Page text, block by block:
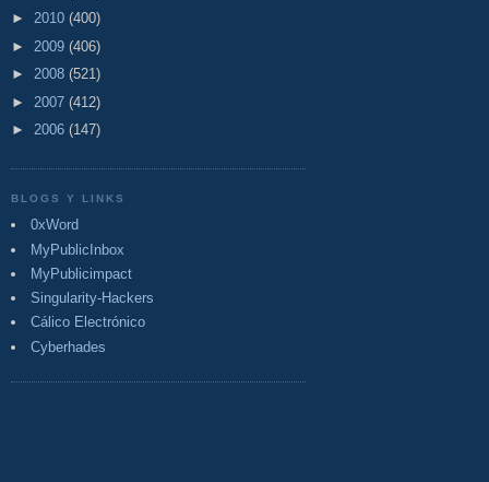
► 2010 (400)
► 2009 (406)
► 2008 (521)
► 2007 (412)
► 2006 (147)
BLOGS Y LINKS
0xWord
MyPublicInbox
MyPublicimpact
Singularity-Hackers
Cálico Electrónico
Cyberhades